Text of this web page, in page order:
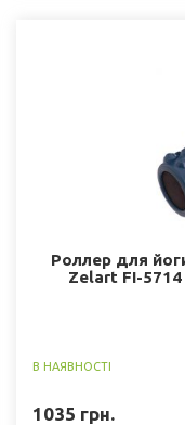
Роллер для
Zelart FI-
В НАЯВНОСТІ
1035 грн.